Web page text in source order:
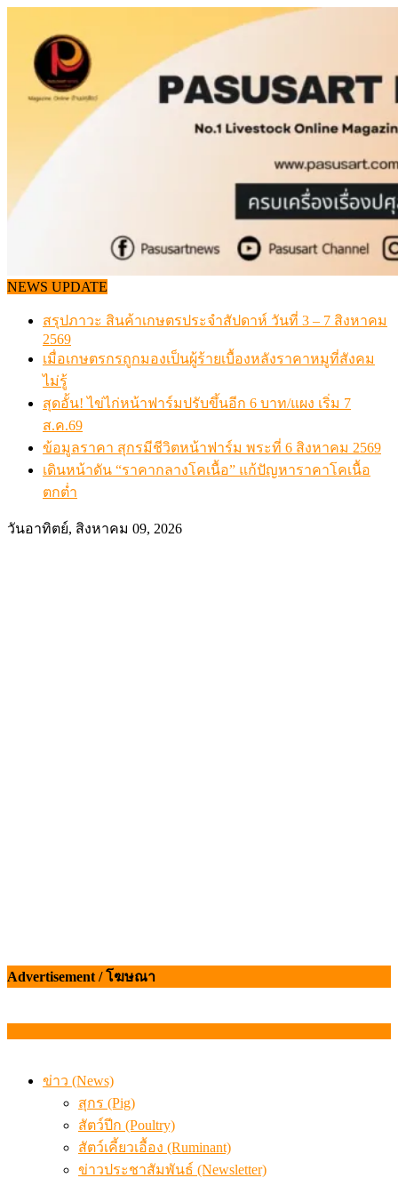
content
NEWS UPDATE
สรุปภาวะ สินค้าเกษตรประจำสัปดาห์ วันที่ 3 – 7 สิงหาคม
2569
เมื่อเกษตรกรถูกมองเป็นผู้ร้ายเบื้องหลังราคาหมูที่สังคม
ไม่รู้
สุดอั้น! ไข่ไก่หน้าฟาร์มปรับขึ้นอีก 6 บาท/แผง เริ่ม 7
ส.ค.69
ข้อมูลราคา สุกรมีชีวิตหน้าฟาร์ม พระที่ 6 สิงหาคม 2569
เดินหน้าดัน “ราคากลางโคเนื้อ” แก้ปัญหาราคาโคเนื้อ
ตกต่ำ
วันอาทิตย์, สิงหาคม 09, 2026
Advertisement / โฆษณา
ข่าว (News)
สุกร (Pig)
สัตว์ปีก (Poultry)
สัตว์เคี้ยวเอื้อง (Ruminant)
ข่าวประชาสัมพันธ์ (Newsletter)